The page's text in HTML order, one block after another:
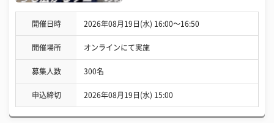
開催日時 2026年08月19日(水) 16:00〜16:50
開催場所 オンラインにて実施
募集人数 300名
申込締切 2026年08月19日(水) 15:00